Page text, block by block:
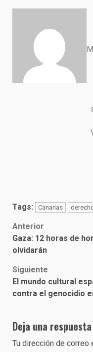
Tags: Canarias
Post
navigation
Anterior
Gaza: 12 horas de
olvidarán
Siguiente
El mundo cultural
contra el genocidio
Deja una respuesta
Tu dirección de correo